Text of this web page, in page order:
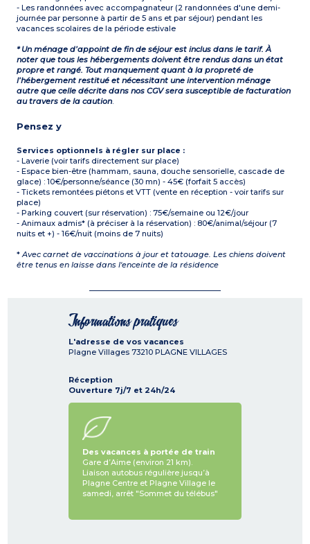
- Les randonnées avec accompagnateur (2 randonnées d'une demi-
journée par personne à partir de 5 ans et par séjour) pendant les
vacances scolaires de la période estivale
* Un ménage d’appoint de fin de séjour est inclus dans le tarif. À
noter que tous les hébergements doivent être rendus dans un état
propre et rangé. Tout manquement quant à la propreté de
l’hébergement restitué et nécessitant une intervention ménage
autre que celle décrite dans nos CGV sera susceptible de facturation
au travers de la caution.
Pensez y
Services optionnels à régler sur place :
- Laverie (voir tarifs directement sur place)
- Espace bien-être (hammam, sauna, douche sensorielle, cascade de
glace) : 10€/personne/séance (30 mn) - 45€ (forfait 5 accès)
- Tickets remontées piétons et VTT (vente en réception - voir tarifs sur
place)
- Parking couvert (sur réservation) : 75€/semaine ou 12€/jour
- Animaux admis* (à préciser à la réservation) : 80€/animal/séjour (7
nuits et +) - 16€/nuit (moins de 7 nuits)
*Avec carnet de vaccinations à jour et tatouage. Les chiens doivent
être tenus en laisse dans l'enceinte de la résidence
Informations pratiques
L'adresse de vos vacances
Plagne Villages 73210 PLAGNE VILLAGES
Réception
Ouverture 7j/7 et 24h/24
Des vacances à portée de train
Gare d’Aime (environ 21 km).
Liaison autobus régulière jusqu’à
Plagne Centre et Plagne Village le
samedi, arrêt "Sommet du télébus"